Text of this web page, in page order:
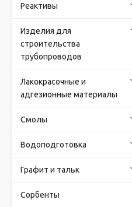
Реактивы
Изделия для
строительства
трубопроводов
Лакокрасочные и
адгезионные материалы
Смолы
Водоподготовка
Графит и тальк
Сорбенты